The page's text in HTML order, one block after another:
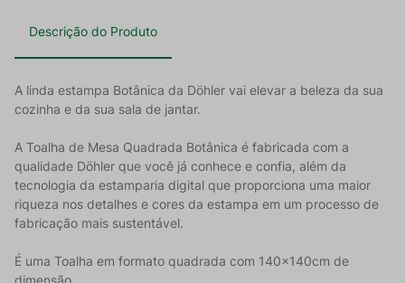
Descrição do Produto
A linda estampa Botânica da Döhler vai elevar a beleza da sua
cozinha e da sua sala de jantar.
A Toalha de Mesa Quadrada Botânica é fabricada com a
qualidade Döhler que você já conhece e confia, além da
tecnologia da estamparia digital que proporciona uma maior
riqueza nos detalhes e cores da estampa em um processo de
fabricação mais sustentável.
É uma Toalha em formato quadrada com 140x140cm de